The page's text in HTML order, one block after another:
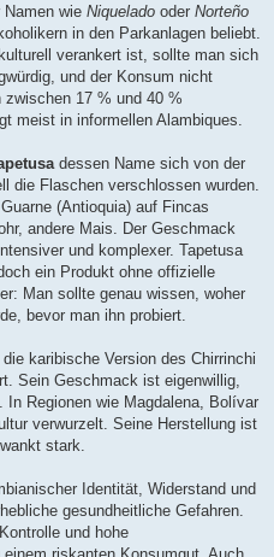
wie Niquelado oder Norteño
in den Parkanlagen beliebt.
verankert ist, sollte man sich
und der Konsum nicht
zwischen 17 % und 40 %
meist in informellen Alambiques.
dessen Name sich von der
die Flaschen verschlossen wurden.
(Antioquia) auf Fincas
andere Mais. Der Geschmack
und komplexer. Tapetusa
ein Produkt ohne offizielle
Man sollte genau wissen, woher
bevor man ihn probiert.
karibische Version des Chirrinchi
Sein Geschmack ist eigenwillig,
Regionen wie Magdalena, Bolívar
verwurzelt. Seine Herstellung ist
stark.
Identität, Widerstand und
gesundheitliche Gefahren.
und hohe